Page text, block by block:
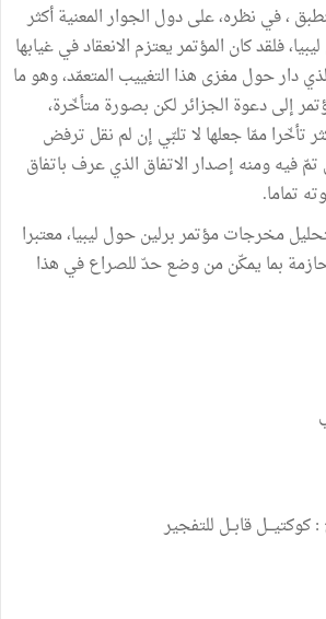
، في نظره، على دول الجوار المعنية أكثر
فلقد كان المؤتمر يعتزم الانعقاد في غيابها
دار حول مغزى هذا التغييب المتعمّد، وهو ما
إلى دعوة الجزائر لكن بصورة متأخّرة،
ممّا جعلها لا تلبّي إن لم نقل ترفض
تمّ فيه ومنه إصدار الاتفاق الذي عرف باتفاق
تماما.
مخرجات مؤتمر برلين حول ليبيا، معتبرا
بما يمكّن من وضع حدّ للصراع في هذا
: كوكتيـــل قابــل للتفجير